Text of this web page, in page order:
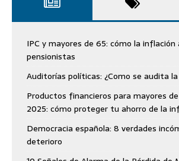
IPC y mayores de 65: cómo la
pensionistas
Auditorías políticas: ¿Como se audita la
Productos financieros para mayores
2025: cómo proteger tu ahorro de la
Democracia española: 8 verdades
deterioro